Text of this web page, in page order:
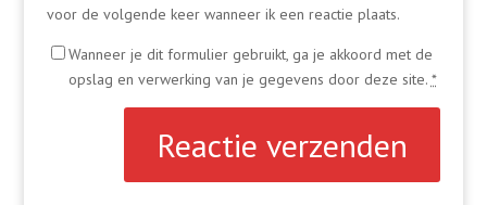
voor de volgende keer wanneer ik een reactie plaats.
Wanneer je dit formulier gebruikt, ga je akkoord met de
opslag en verwerking van je gegevens door deze site. *